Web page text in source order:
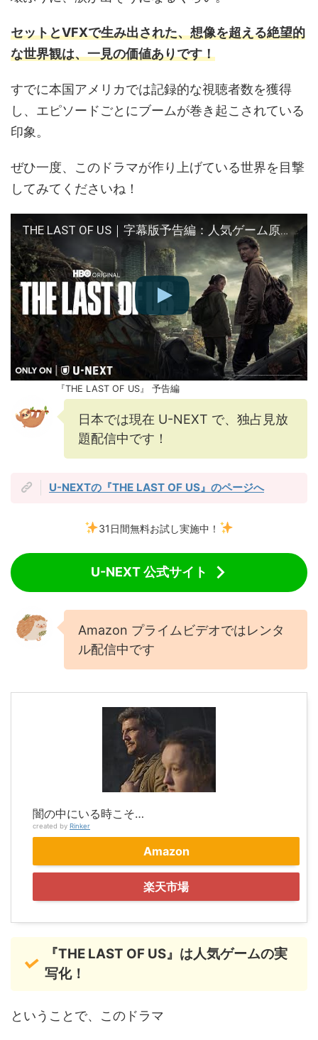
セットとVFXで生み出された、想像を超える絶望的
な世界観は、一見の価値ありです！
すでに本国アメリカでは記録的な視聴者数を獲得
し、エピソードごとにブームが巻き起こされている
印象。
ぜひ一度、このドラマが作り上げている世界を目撃
してみてくださいね！
THE LAST OF US｜字幕版予告編：人気ゲーム原作のオリジナルドラマ（U-NEXTにて独占配信中）
『THE LAST OF US』 予告編
日本では現在 U-NEXT で、独占見放
題配信中です！
U-NEXTの『THE LAST OF US』のページへ
31日間無料お試し実施中！
U-NEXT 公式サイト
Amazon プライムビデオではレンタ
ル配信中です
闇の中にいる時こそ…
created by Rinker
Amazon
楽天市場
『THE LAST OF US』は人気ゲームの実
写化！
ということで、このドラマ